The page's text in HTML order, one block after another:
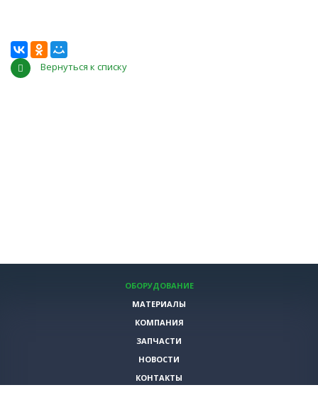
Вернуться к списку
ОБОРУДОВАНИЕ
МАТЕРИАЛЫ
КОМПАНИЯ
ЗАПЧАСТИ
НОВОСТИ
КОНТАКТЫ